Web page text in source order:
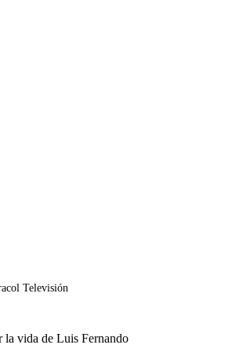
Televisión
la vida de Luis Fernando